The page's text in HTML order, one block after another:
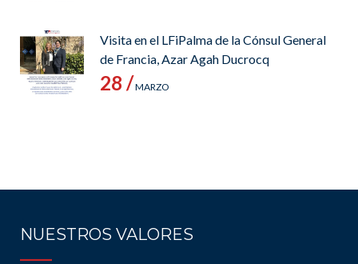
Visita en el LFiPalma de la Cónsul General
de Francia, Azar Agah Ducrocq
28 /MARZO
NUESTROS VALORES